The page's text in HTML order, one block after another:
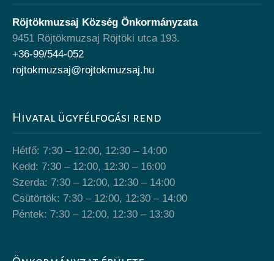
Röjtökmuzsaj Község Önkormányzata
9451 Röjtökmuzsaj Röjtöki utca 193.
+36-99/544-052
rojtokmuzsaj@rojtokmuzsaj.hu
Hivatal ügyfélfogási rend
Hétfő: 7:30 – 12:00, 12:30 – 14:00
Kedd: 7:30 – 12:00, 12:30 – 16:00
Szerda: 7:30 – 12:00, 12:30 – 14:00
Csütörtök: 7:30 – 12:00, 12:30 – 14:00
Péntek: 7:30 – 12:00, 12:30 – 13:30